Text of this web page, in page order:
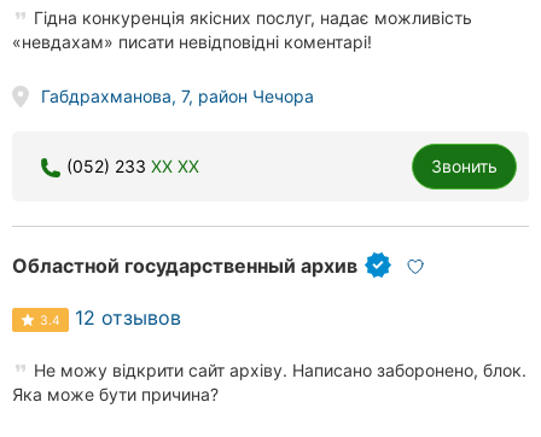
Гідна конкуренція якісних послуг, надає можливість
«невдахам» писати невідповідні коментарі!
Габдрахманова, 7, район Чечора
(052) 233 XX XX Звонить
Областной государственный архив
3.4 12 отзывов
Не можу відкрити сайт архіву. Написано заборонено, блок.
Яка може бути причина?